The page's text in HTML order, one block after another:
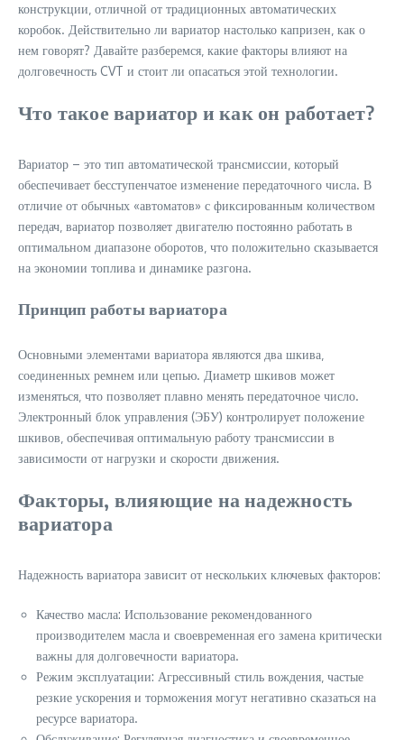
конструкции‚ отличной от традиционных автоматических
коробок. Действительно ли вариатор настолько капризен‚ как о
нем говорят? Давайте разберемся‚ какие факторы влияют на
долговечность CVT и стоит ли опасаться этой технологии.
Что такое вариатор и как он работает?
Вариатор – это тип автоматической трансмиссии‚ который
обеспечивает бесступенчатое изменение передаточного числа. В
отличие от обычных «автоматов» с фиксированным количеством
передач‚ вариатор позволяет двигателю постоянно работать в
оптимальном диапазоне оборотов‚ что положительно сказывается
на экономии топлива и динамике разгона.
Принцип работы вариатора
Основными элементами вариатора являются два шкива‚
соединенных ремнем или цепью. Диаметр шкивов может
изменяться‚ что позволяет плавно менять передаточное число.
Электронный блок управления (ЭБУ) контролирует положение
шкивов‚ обеспечивая оптимальную работу трансмиссии в
зависимости от нагрузки и скорости движения.
Факторы‚ влияющие на надежность
вариатора
Надежность вариатора зависит от нескольких ключевых факторов:
Качество масла: Использование рекомендованного
производителем масла и своевременная его замена критически
важны для долговечности вариатора.
Режим эксплуатации: Агрессивный стиль вождения‚ частые
резкие ускорения и торможения могут негативно сказаться на
ресурсе вариатора.